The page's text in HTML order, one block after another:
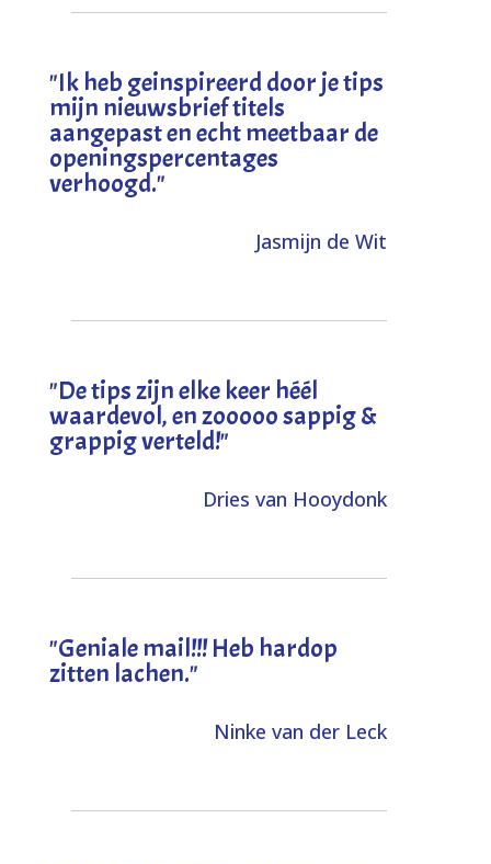
"Ik heb geinspireerd door je tips
mijn nieuwsbrief titels
aangepast en echt meetbaar de
openingspercentages
verhoogd."
Jasmijn de Wit
"De tips zijn elke keer héél
waardevol, en zooooo sappig &
grappig verteld!"
Dries van Hooydonk
"Geniale mail!!! Heb hardop
zitten lachen."
Ninke van der Leck